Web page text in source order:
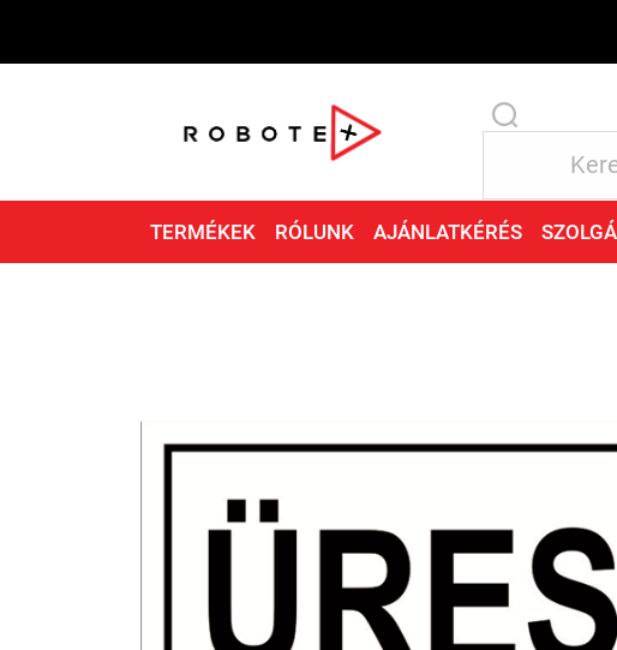
TERMÉKEK RÓLUNK AJÁNLATKÉRÉS